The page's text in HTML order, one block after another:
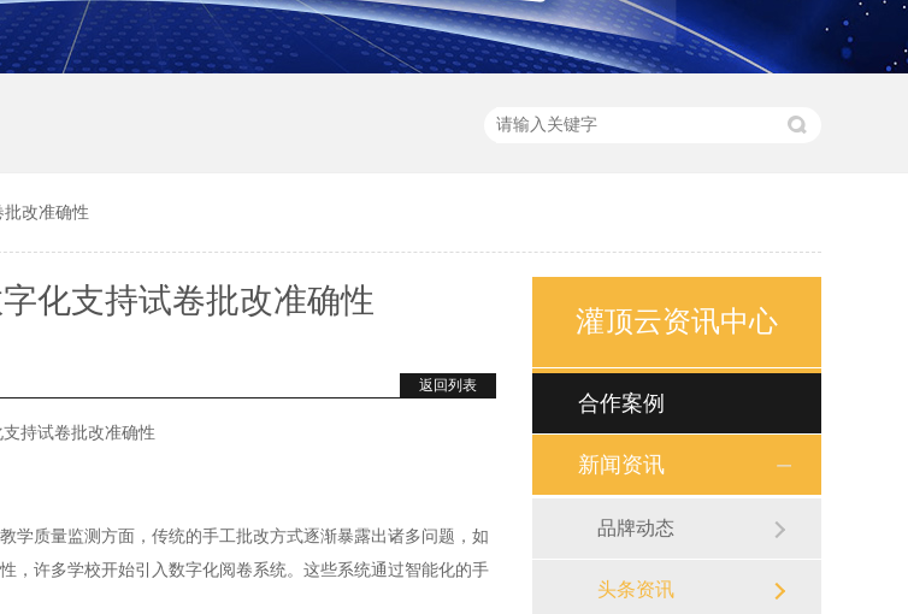
改准确性
化支持试卷批改准确性
返回列表
持试卷批改准确性
质量监测方面，传统的手工批改方式逐渐暴露出诸多问题，如
，许多学校开始引入数字化阅卷系统。这些系统通过智能化的手
灌顶云资讯中心
合作案例
新闻资讯
品牌动态
头条资讯